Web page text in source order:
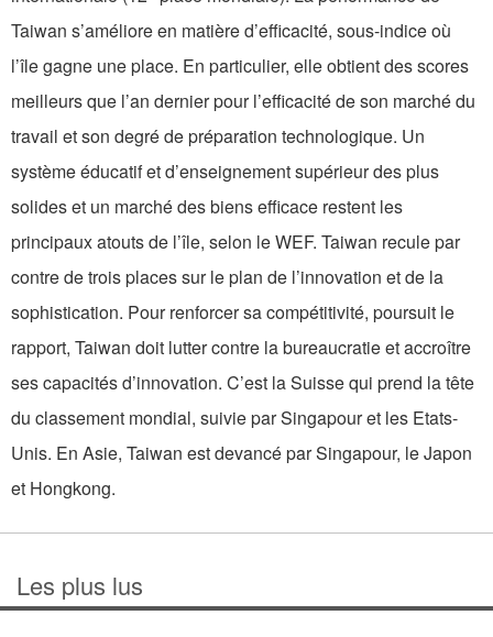
Taiwan s’améliore en matière d’efficacité, sous-indice où
l’île gagne une place. En particulier, elle obtient des scores
meilleurs que l’an dernier pour l’efficacité de son marché du
travail et son degré de préparation technologique. Un
système éducatif et d’enseignement supérieur des plus
solides et un marché des biens efficace restent les
principaux atouts de l’île, selon le WEF. Taiwan recule par
contre de trois places sur le plan de l’innovation et de la
sophistication. Pour renforcer sa compétitivité, poursuit le
rapport, Taiwan doit lutter contre la bureaucratie et accroître
ses capacités d’innovation. C’est la Suisse qui prend la tête
du classement mondial, suivie par Singapour et les Etats-
Unis. En Asie, Taiwan est devancé par Singapour, le Japon
et Hongkong.
Les plus lus